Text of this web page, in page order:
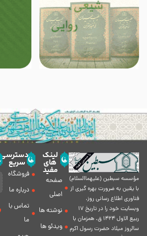
مؤسسه سبطين (عليهماالسلام)
با يقين به ضرورت بهره گیرى از
فناورى اطلاع رسانى روز،
وبسایت خود را در تاريخ 17
ربيع الاول 1424 ق. همزمان با
سالروز ميلاد حضرت رسول اكرم
لینک
های
مفید
صفحه
اصلی
نوشته ها
ویدئو ها
دسترسی
سریع
فروشگاه
درباره ما
تماس با
ما